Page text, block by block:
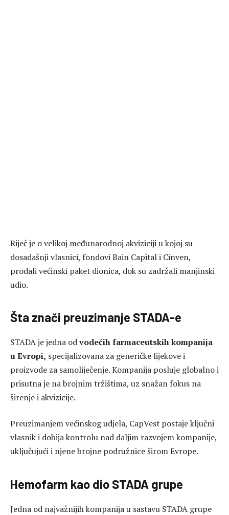
Riječ je o velikoj međunarodnoj akviziciji u kojoj su
dosadašnji vlasnici, fondovi Bain Capital i Cinven,
prodali većinski paket dionica, dok su zadržali manjinski
udio.
Šta znači preuzimanje STADA-e
STADA je jedna odvodećih farmaceutskih kompanija
u Evropi, specijalizovana za generičke lijekove i
proizvode za samoliječenje. Kompanija posluje globalno i
prisutna je na brojnim tržištima, uz snažan fokus na
širenje i akvizicije.
Preuzimanjem većinskog udjela, CapVest postaje ključni
vlasnik i dobija kontrolu nad daljim razvojem kompanije,
uključujući i njene brojne podružnice širom Evrope.
Hemofarm kao dio STADA grupe
Jedna od najvažnijih kompanija u sastavu STADA grupe